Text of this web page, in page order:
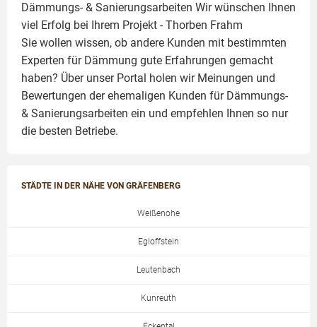
Dämmungs- & Sanierungsarbeiten Wir wünschen Ihnen
viel Erfolg bei Ihrem Projekt - Thorben Frahm
Sie wollen wissen, ob andere Kunden mit bestimmten
Experten für Dämmung gute Erfahrungen gemacht
haben? Über unser Portal holen wir Meinungen und
Bewertungen der ehemaligen Kunden für Dämmungs-
& Sanierungsarbeiten ein und empfehlen Ihnen so nur
die besten Betriebe.
STÄDTE IN DER NÄHE VON GRÄFENBERG
Weißenohe
Egloffstein
Leutenbach
Kunreuth